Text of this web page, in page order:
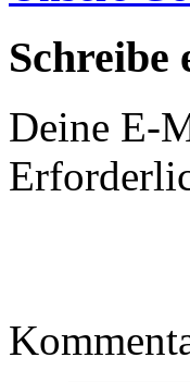
Schreibe
Deine E-